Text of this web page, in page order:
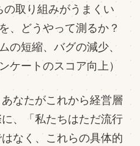
の取り組みがうまくい
、どうやって測るか？
の短縮、バグの減少、
ケートのスコア向上）
なたがこれから経営層
、「私たちはただ流行
なく、これらの具体的